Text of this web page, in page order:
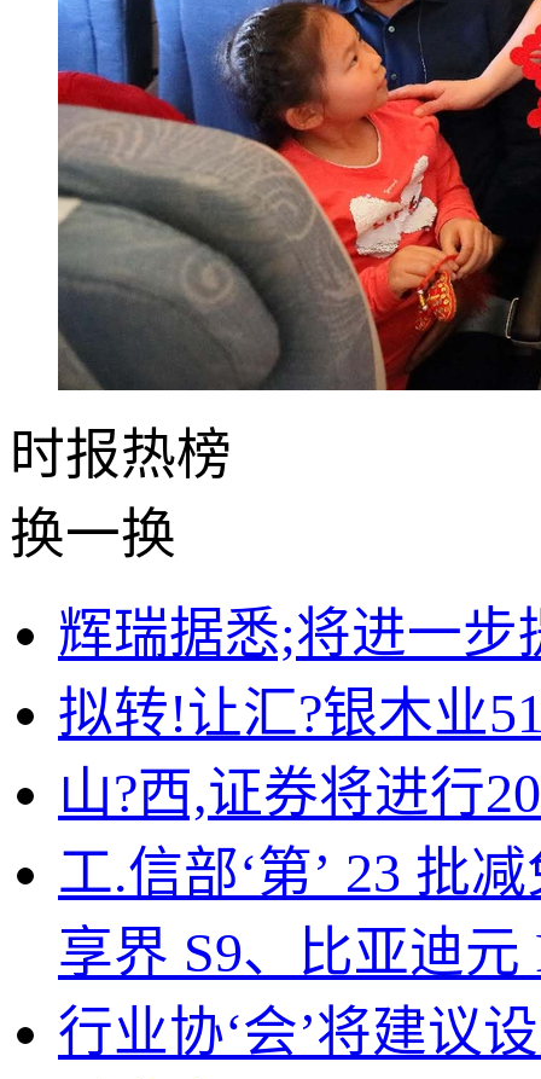
时报热榜
换一换
辉瑞据悉;将进一步
拟转!让汇?银木业
山?西,证券将进行
工.信部‘第’ 23 批
享界 S9、比亚迪
行业协‘会’将建议